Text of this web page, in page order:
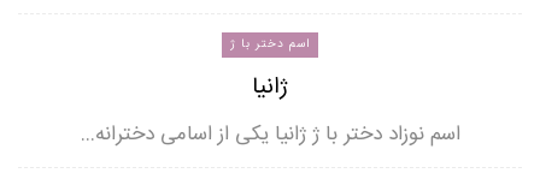
اسم دختر با ژ
ژانیا
اسم نوزاد دختر با ژ ژانیا یکی از اسامی دخترانه…